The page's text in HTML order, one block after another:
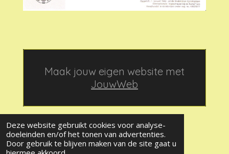
Deze website gebruikt cookies voor analyse-
doeleinden en/of het tonen van advertenties.
Door gebruik te blijven maken van de site gaat u
Maak jouw eigen website met
JouwWeb
© 2020 Stabijkennel út it Griene Hert